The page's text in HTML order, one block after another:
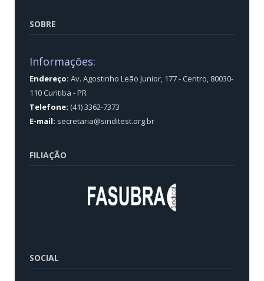
SOBRE
Informações:
Endereço: Av. Agostinho Leão Junior, 177 - Centro, 80030-
110 Curitiba - PR
Telefone: (41) 3362-7373
E-mail: secretaria@sinditest.org.br
FILIAÇÃO
SOCIAL